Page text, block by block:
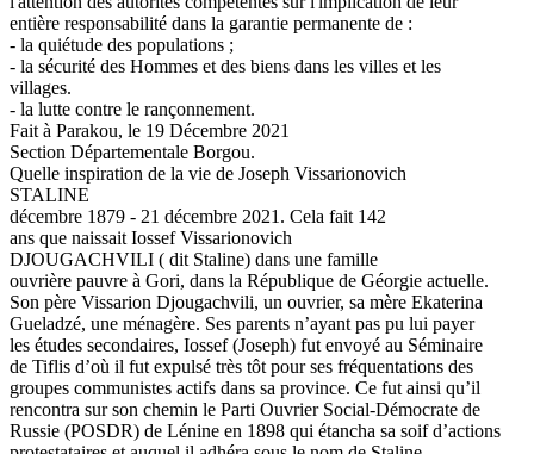
entière responsabilité dans la garantie permanente de :
- la quiétude des populations ;
- la sécurité des Hommes et des biens dans les villes et les
villages.
- la lutte contre le rançonnement.
Fait à Parakou, le 19 Décembre 2021
Section Départementale Borgou.
Quelle inspiration de la vie de Joseph Vissarionovich
STALINE
décembre 1879 - 21 décembre 2021. Cela fait 142
ans que naissait Iossef Vissarionovich
DJOUGACHVILI ( dit Staline) dans une famille
ouvrière pauvre à Gori, dans la République de Géorgie actuelle.
Son père Vissarion Djougachvili, un ouvrier, sa mère Ekaterina
Gueladzé, une ménagère. Ses parents n’ayant pas pu lui payer
les études secondaires, Iossef (Joseph) fut envoyé au Séminaire
de Tiflis d’où il fut expulsé très tôt pour ses fréquentations des
groupes communistes actifs dans sa province. Ce fut ainsi qu’il
rencontra sur son chemin le Parti Ouvrier Social-Démocrate de
Russie (POSDR) de Lénine en 1898 qui étancha sa soif d’actions